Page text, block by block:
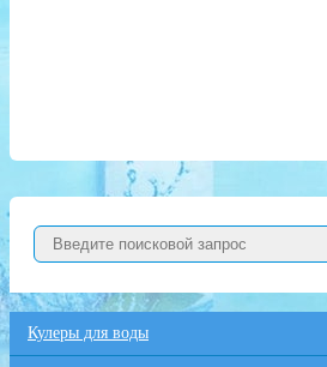
Кулеры для воды